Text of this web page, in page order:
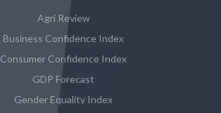
Agri Review
Business Confidence Index
Consumer Confidence Index
GDP Forecast
Gender Equality Index